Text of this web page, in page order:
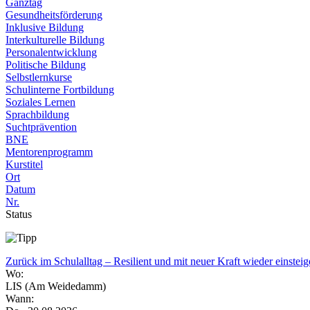
Gesundheitsförderung
Inklusive Bildung
Interkulturelle Bildung
Personalentwicklung
Politische Bildung
Selbstlernkurse
Schulinterne Fortbildung
Soziales Lernen
Sprachbildung
Suchtprävention
BNE
Mentorenprogramm
Kurstitel
Ort
Datum
Nr.
Status
Zurück im Schulalltag – Resilient und mit neuer Kraft wieder
Wo:
LIS (Am Weidedamm)
Wann: